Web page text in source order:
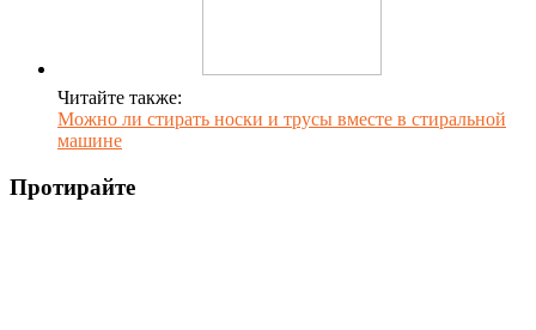
Читайте также:
Можно ли стирать носки и трусы вместе в стиральной
машине
Протирайте